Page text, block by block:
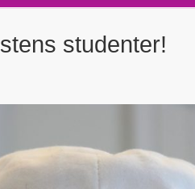
studenter!